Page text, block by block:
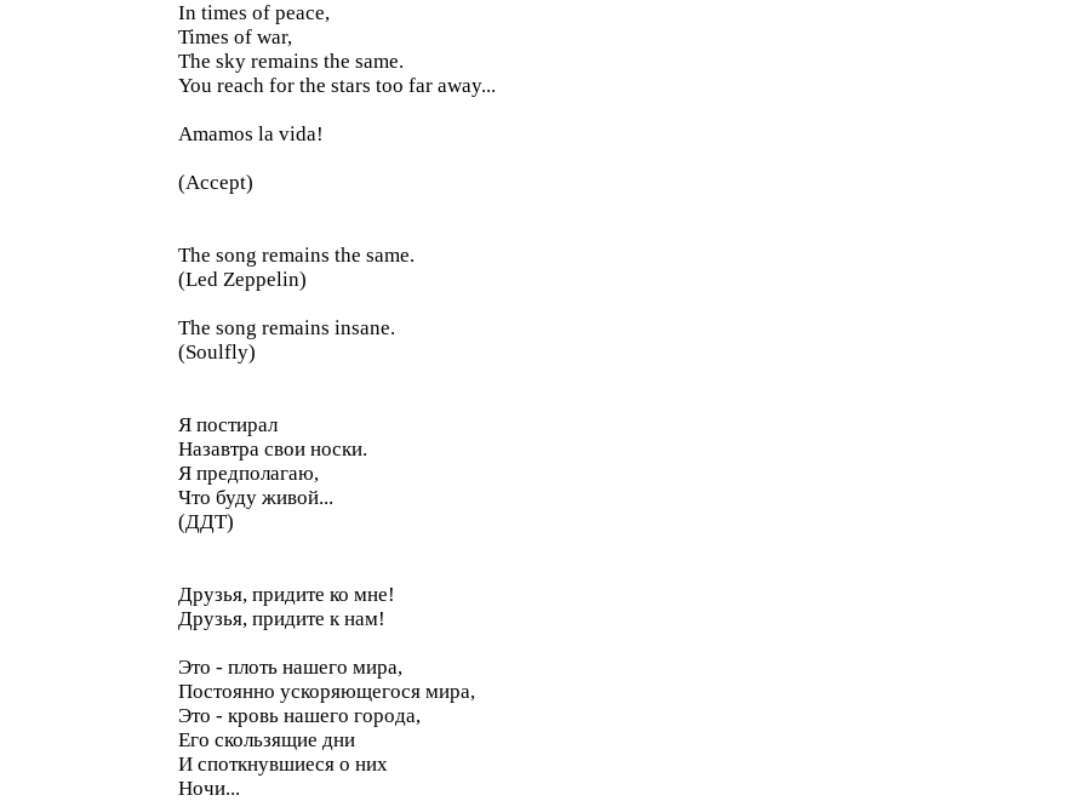
In times of peace,
Times of war,
The sky remains the same.
You reach for the stars too far away...
Amamos la vida!
(Accept)
The song remains the same.
(Led Zeppelin)
The song remains insane.
(Soulfly)
Я постирал
Назавтра свои носки.
Я предполагаю,
Что буду живой...
(ДДТ)
Друзья, придите ко мне!
Друзья, придите к нам!
Это - плоть нашего мира,
Постоянно ускоряющегося мира,
Это - кровь нашего города,
Его скользящие дни
И споткнувшиеся о них
Ночи...